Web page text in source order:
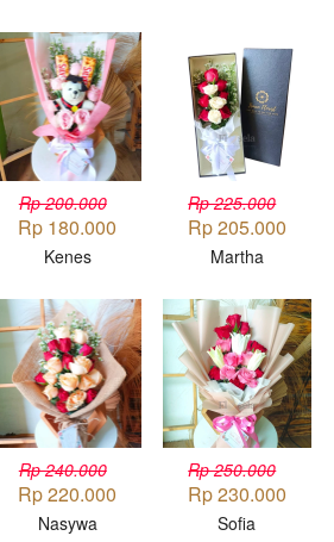
Rp 200.000
Rp 180.000
Kenes
Rp 225.000
Rp 205.000
Martha
Rp 240.000
Rp 220.000
Nasywa
Rp 250.000
Rp 230.000
Sofia